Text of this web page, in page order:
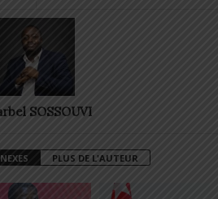
SOSSOUVI
PLUS DE L'AUTEUR